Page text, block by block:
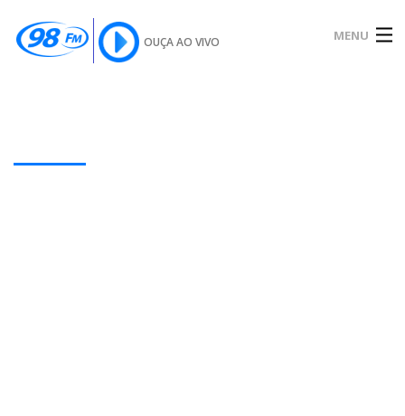
OUÇA AO VIVO MENU
SOBRE